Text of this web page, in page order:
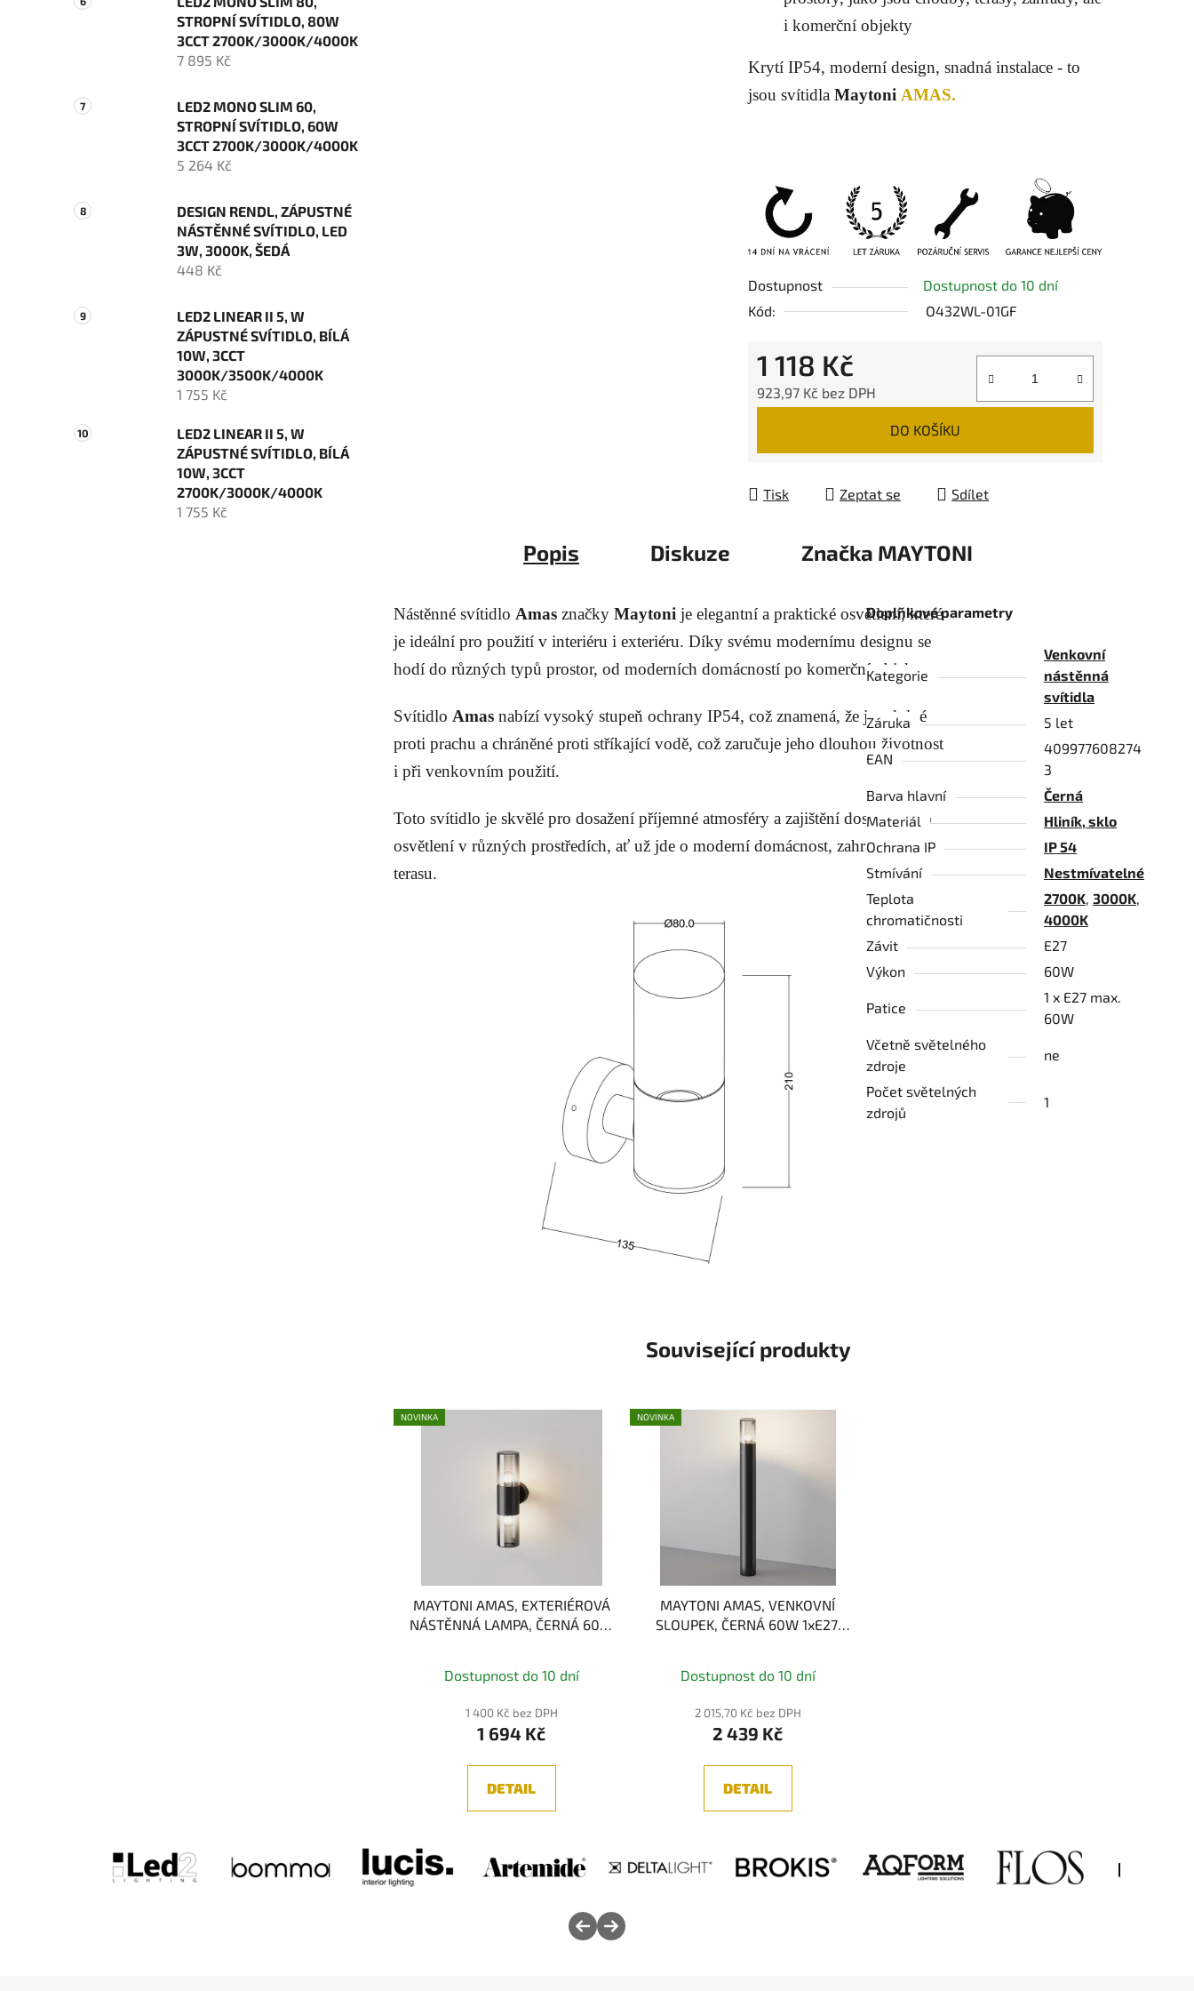
STROPNÍ SVÍTIDLO, 80W
3CCT 2700K/3000K/4000K
7 895 Kč
LED2 MONO SLIM 60,
STROPNÍ SVÍTIDLO, 60W
3CCT 2700K/3000K/4000K
5 264 Kč
DESIGN RENDL, ZÁPUSTNÉ
NÁSTĚNNÉ SVÍTIDLO, LED
3W, 3000K, ŠEDÁ
448 Kč
LED2 LINEAR II 5, W
ZÁPUSTNÉ SVÍTIDLO, BÍLÁ
10W, 3CCT
3000K/3500K/4000K
1 755 Kč
LED2 LINEAR II 5, W
ZÁPUSTNÉ SVÍTIDLO, BÍLÁ
10W, 3CCT
2700K/3000K/4000K
1 755 Kč
i komerční objekty
Krytí IP54, moderní design, snadná instalace - to
jsou svítidla Maytoni AMAS.
Dostupnost
Dostupnost do 10 dní
Kód:
O432WL-01GF
1 118 Kč
923,97 Kč bez DPH
DO KOŠÍKU
Tisk Zeptat se Sdílet
Popis Diskuze Značka MAYTONI
Nástěnné svítidlo Amas značky Maytoni je elegantní a praktické osvětlení, které
je ideální pro použití v interiéru i exteriéru. Díky svému modernímu designu se
hodí do různých typů prostor, od moderních domácností po komerční objekty.
Svítidlo Amas nabízí vysoký stupeň ochrany IP54, což znamená, že je odolné
proti prachu a chráněné proti stříkající vodě, což zaručuje jeho dlouhou životnost
i při venkovním použití.
Toto svítidlo je skvělé pro dosažení příjemné atmosféry a zajištění dostatečného
osvětlení v různých prostředích, ať už jde o moderní domácnost, zahradu nebo
terasu.
Doplňkové parametry
Kategorie
Venkovní
nástěnná
svítidla
Záruka
5 let
EAN
409977608274
3
Barva hlavní
Černá
Materiál
Hliník, sklo
Ochrana IP
IP 54
Stmívání
Nestmívatelné
Teplota
chromatičnosti
2700K,3000K,
4000K
Závit
E27
Výkon
60W
Patice
1 x E27 max.
60W
Včetně světelného
zdroje
ne
Počet světelných
zdrojů
1
Související produkty
NOVINKA
MAYTONI AMAS, EXTERIÉROVÁ
NÁSTĚNNÁ LAMPA, ČERNÁ 60W
Dostupnost do 10 dní
1 400 Kč bez DPH
1 694 Kč
DETAIL
NOVINKA
MAYTONI AMAS, VENKOVNÍ
SLOUPEK, ČERNÁ 60W 1xE27,
Dostupnost do 10 dní
2 015,70 Kč bez DPH
2 439 Kč
DETAIL